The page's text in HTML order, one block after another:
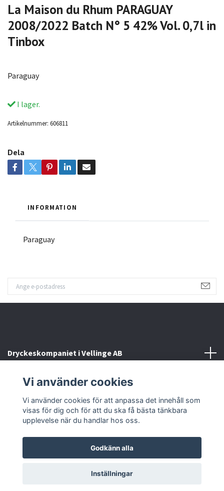
La Maison du Rhum PARAGUAY
2008/2022 Batch N° 5 42% Vol. 0,7l in
Tinbox
Paraguay
I lager.
Artikelnummer: 606811
Dela
INFORMATION
Paraguay
Dryckeskompaniet i Vellinge AB
Kontakta oss
Sociala medier
© 2026 Dryckeskompaniet i Vellinge
Vi använder cookies
Vi använder cookies för att anpassa det innehåll som
visas för dig och för att du ska få bästa tänkbara
upplevelse när du handlar hos oss.
Godkänn alla
Inställningar